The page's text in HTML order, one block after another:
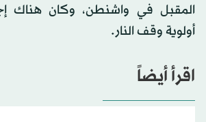
المقبل في واشنطن، وكان هناك
أولوية وقف النار.
اقرأ أيضاً